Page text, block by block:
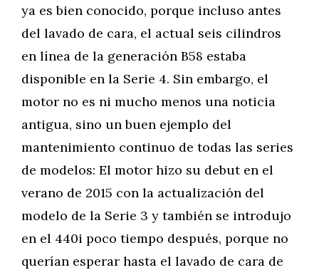
ya es bien conocido, porque incluso antes
del lavado de cara, el actual seis cilindros
en línea de la generación B58 estaba
disponible en la Serie 4. Sin embargo, el
motor no es ni mucho menos una noticia
antigua, sino un buen ejemplo del
mantenimiento continuo de todas las series
de modelos: El motor hizo su debut en el
verano de 2015 con la actualización del
modelo de la Serie 3 y también se introdujo
en el 440i poco tiempo después, porque no
querían esperar hasta el lavado de cara de